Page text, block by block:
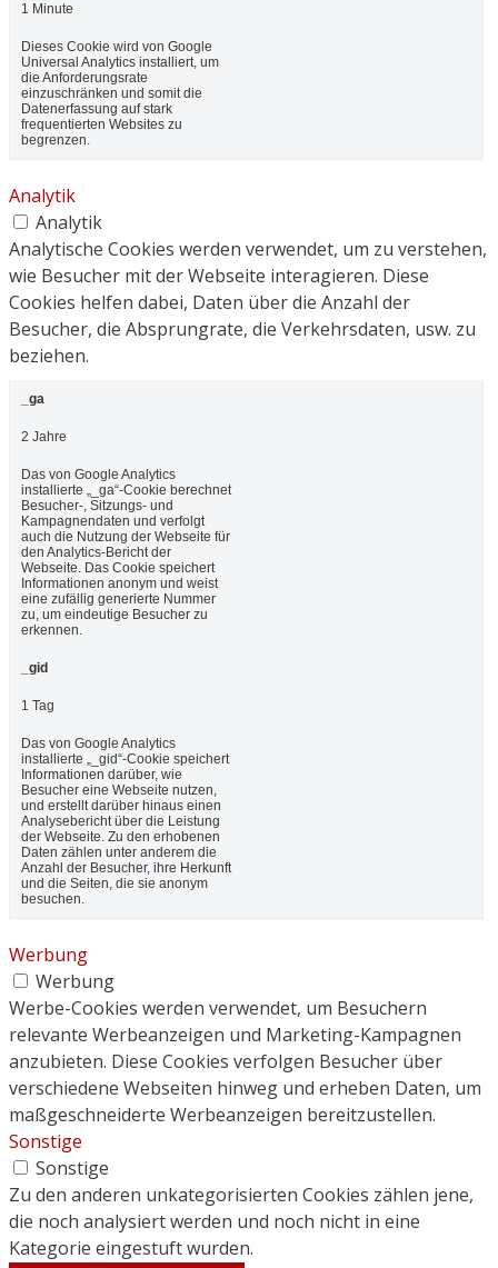
1 Minute
Dieses Cookie wird von Google
Universal Analytics installiert, um
die Anforderungsrate
einzuschränken und somit die
Datenerfassung auf stark
frequentierten Websites zu
begrenzen.
Analytik
Analytik
Analytische Cookies werden verwendet, um zu verstehen,
wie Besucher mit der Webseite interagieren. Diese
Cookies helfen dabei, Daten über die Anzahl der
Besucher, die Absprungrate, die Verkehrsdaten, usw. zu
beziehen.
_ga
2 Jahre
Das von Google Analytics
installierte „_ga“-Cookie berechnet
Besucher-, Sitzungs- und
Kampagnendaten und verfolgt
auch die Nutzung der Webseite für
den Analytics-Bericht der
Webseite. Das Cookie speichert
Informationen anonym und weist
eine zufällig generierte Nummer
zu, um eindeutige Besucher zu
erkennen.
_gid
1 Tag
Das von Google Analytics
installierte „_gid“-Cookie speichert
Informationen darüber, wie
Besucher eine Webseite nutzen,
und erstellt darüber hinaus einen
Analysebericht über die Leistung
der Webseite. Zu den erhobenen
Daten zählen unter anderem die
Anzahl der Besucher, ihre Herkunft
und die Seiten, die sie anonym
besuchen.
Werbung
Werbung
Werbe-Cookies werden verwendet, um Besuchern
relevante Werbeanzeigen und Marketing-Kampagnen
anzubieten. Diese Cookies verfolgen Besucher über
verschiedene Webseiten hinweg und erheben Daten, um
maßgeschneiderte Werbeanzeigen bereitzustellen.
Sonstige
Sonstige
Zu den anderen unkategorisierten Cookies zählen jene,
die noch analysiert werden und noch nicht in eine
Kategorie eingestuft wurden.